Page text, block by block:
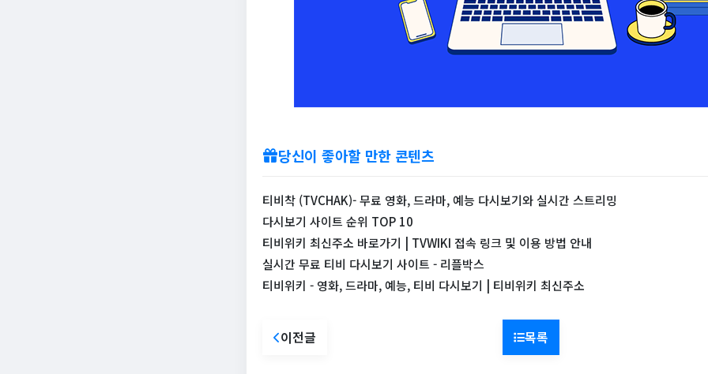
당신이 좋아할 만한 콘텐츠
티비착 (TVCHAK)- 무료 영화, 드라마, 예능 다시보기와 실시간 스트리밍
다시보기 사이트 순위 TOP 10
티비위키 최신주소 바로가기 | TVWIKI 접속 링크 및 이용 방법 안내
실시간 무료 티비 다시보기 사이트 - 리플박스
티비위키 - 영화, 드라마, 예능, 티비 다시보기 | 티비위키 최신주소
이전글 목록